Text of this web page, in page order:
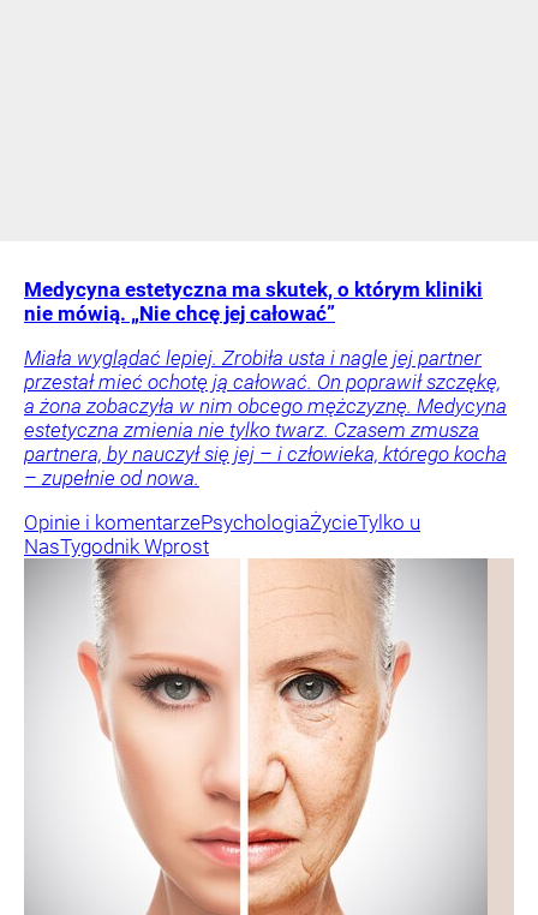
Medycyna estetyczna ma skutek, o którym kliniki
nie mówią. „Nie chcę jej całować”
Miała wyglądać lepiej. Zrobiła usta i nagle jej partner
przestał mieć ochotę ją całować. On poprawił szczękę,
a żona zobaczyła w nim obcego mężczyznę. Medycyna
estetyczna zmienia nie tylko twarz. Czasem zmusza
partnera, by nauczył się jej – i człowieka, którego kocha
– zupełnie od nowa.
Opinie i komentarzePsychologiaŻycieTylko u
NasTygodnik Wprost